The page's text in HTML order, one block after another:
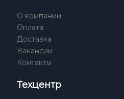
О компании
Оплата
Доставка
Вакансии
Контакты
Техцентр